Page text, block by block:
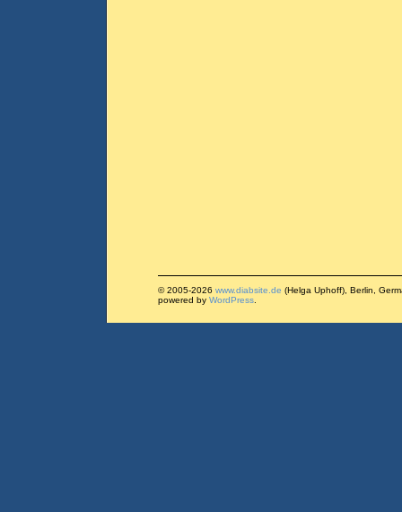
© 2005-2026 www.diabsite.de (Helga Uphoff), Berlin,
powered by WordPress.